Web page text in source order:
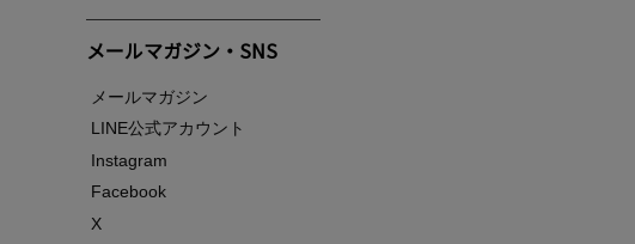
メールマガジン・SNS
メールマガジン
LINE公式アカウント
Instagram
Facebook
X